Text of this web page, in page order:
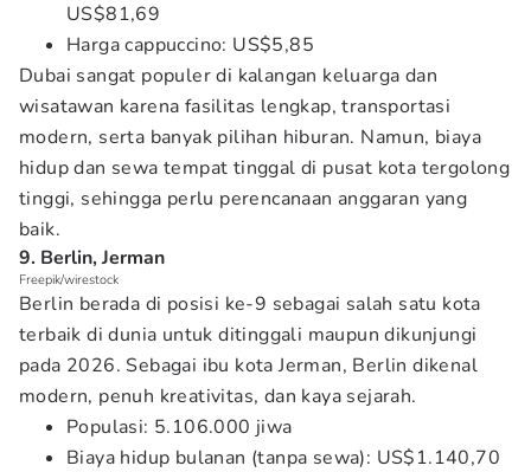
US$81,69
Harga cappuccino: US$5,85
Dubai sangat populer di kalangan keluarga dan
wisatawan karena fasilitas lengkap, transportasi
modern, serta banyak pilihan hiburan. Namun, biaya
hidup dan sewa tempat tinggal di pusat kota tergolong
tinggi, sehingga perlu perencanaan anggaran yang
baik.
9. Berlin, Jerman
Freepik/wirestock
Berlin berada di posisi ke-9 sebagai salah satu kota
terbaik di dunia untuk ditinggali maupun dikunjungi
pada 2026. Sebagai ibu kota Jerman, Berlin dikenal
modern, penuh kreativitas, dan kaya sejarah.
Populasi: 5.106.000 jiwa
Biaya hidup bulanan (tanpa sewa): US$1.140,70